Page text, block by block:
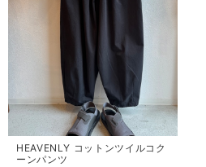
HEAVENLY コットンツイルコク
ーンパンツ